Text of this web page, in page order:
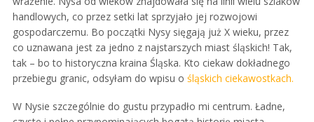
handlowych, co przez setki lat sprzyjało jej rozwojowi
gospodarczemu. Bo początki Nysy sięgają już X wieku, przez
co uznawana jest za jedno z najstarszych miast śląskich! Tak,
tak – bo to historyczna kraina Śląska. Kto ciekaw dokładnego
przebiegu granic, odsyłam do wpisu o śląskich ciekawostkach.
W Nysie szczególnie do gustu przypadło mi centrum. Ładne,